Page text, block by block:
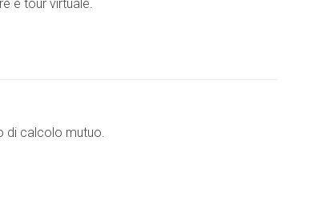
e tour virtuale.
di calcolo mutuo.